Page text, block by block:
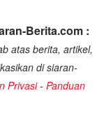
Berita.com :
atas berita, artikel,
di siaran-
Privasi- Panduan